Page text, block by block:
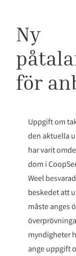
Ny
för
Uppgift om
den aktuella
har varit
dom i
Weel
beskedet att
måste anges
myndigheter
ange uppgift